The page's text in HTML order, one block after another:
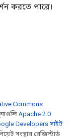
করতে পারে।
Commons
Apache 2.0
Developers সাইট
সংস্থার রেজিস্টার্ড